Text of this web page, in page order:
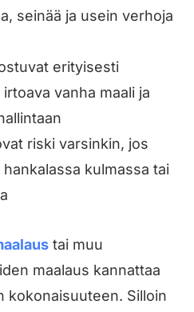
seinää ja usein verhoja
erityisesti
vanha maali ja
riski varsinkin, jos
kulmassa tai
tai muu
maalaus kannattaa
kokonaisuuteen. Silloin